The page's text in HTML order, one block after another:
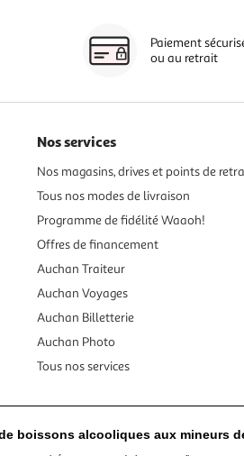
Paiement
ou au retrait
Nos services
Nos magasins, drives et points de
Tous nos modes de livraison
Programme de fidélité Waaoh!
Offres de financement
Auchan Traiteur
Auchan Voyages
Auchan Billetterie
Auchan Photo
Tous nos services
boissons alcooliques aux mineurs